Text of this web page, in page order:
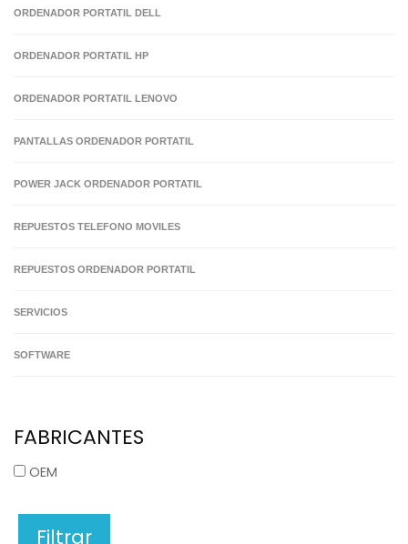
ORDENADOR PORTATIL DELL
ORDENADOR PORTATIL HP
ORDENADOR PORTATIL LENOVO
PANTALLAS ORDENADOR PORTATIL
POWER JACK ORDENADOR PORTATIL
REPUESTOS TELEFONO MOVILES
REPUESTOS ORDENADOR PORTATIL
SERVICIOS
SOFTWARE
FABRICANTES
OEM
Filtrar